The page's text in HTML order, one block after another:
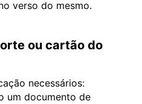
verso do mesmo.
ou cartão do
necessários:
um documento de